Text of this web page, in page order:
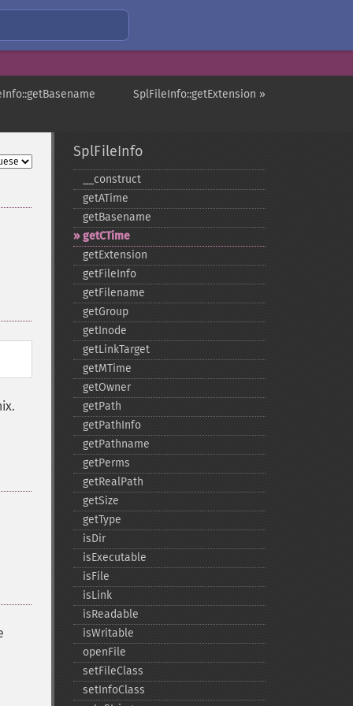
SplFileInfo::getExtension »
SplFileInfo
_​_​construct
getATime
getBasename
getCTime
getExtension
getFileInfo
getFilename
getGroup
getInode
getLinkTarget
getMTime
getOwner
getPath
getPathInfo
getPathname
getPerms
getRealPath
getSize
getType
isDir
isExecutable
isFile
isLink
isReadable
isWritable
openFile
setFileClass
setInfoClass